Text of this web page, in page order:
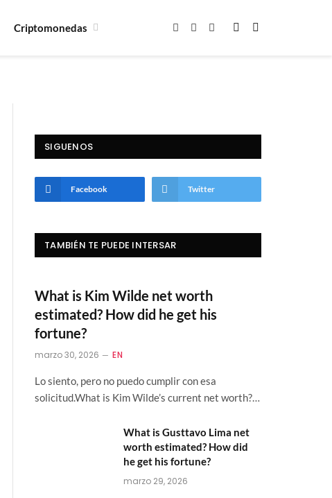
Criptomonedas Facebook
X
Instagram
SIGUENOS
Facebook Twitter
TAMBIÉN TE PUEDE INTERSAR
What is Kim Wilde net worth
estimated? How did he get his
fortune?
marzo 30, 2026 EN
Lo siento, pero no puedo cumplir con esa
solicitud.What is Kim Wilde’s current net worth?…
What is Gusttavo Lima net
worth estimated? How did
he get his fortune?
marzo 29, 2026